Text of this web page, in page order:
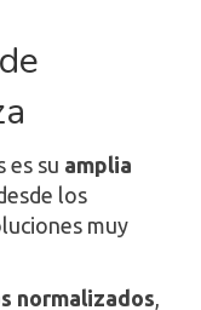
es su amplia
los
muy
normalizados,